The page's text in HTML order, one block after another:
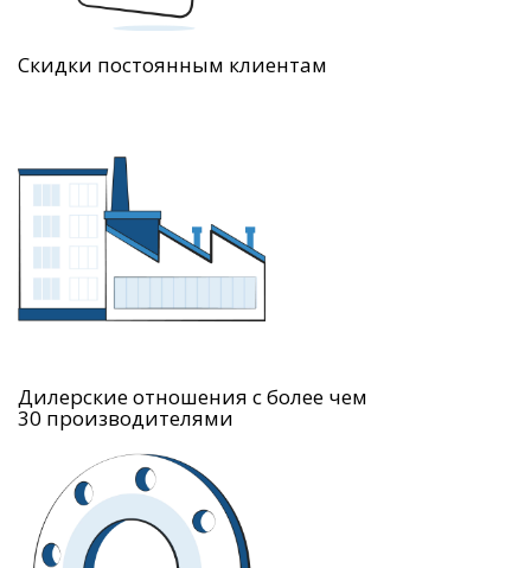
Скидки постоянным клиентам
Дилерские отношения с более чем
30 производителями